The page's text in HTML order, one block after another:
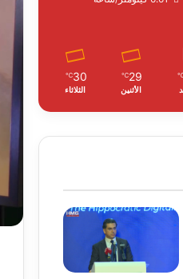
29
℃
الأثنين
30
℃
الثلاثاء